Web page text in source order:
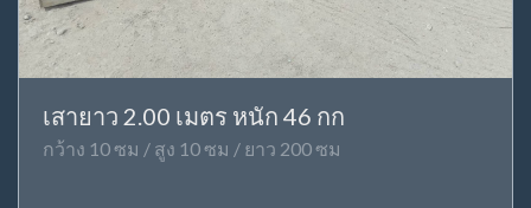
เสายาว 2.00 เมตร หนัก 46 กก
กว้าง 10 ซม / สูง 10 ซม / ยาว 200 ซม